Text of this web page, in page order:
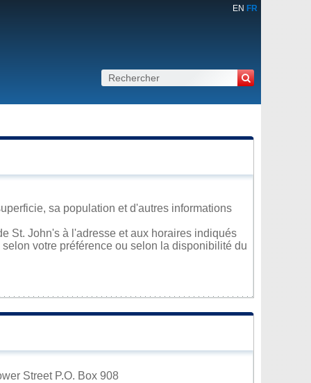
EN FR
sa population et d'autres informations
St. John's à l'adresse et aux horaires indiqués
votre préférence ou selon la disponibilité du
Street P.O. Box 908